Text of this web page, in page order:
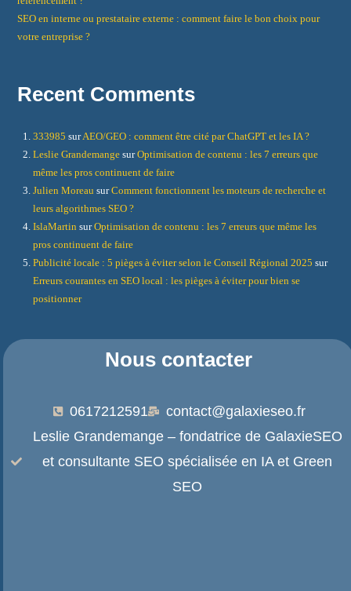
SEO en interne ou prestataire externe : comment faire le bon choix pour
votre entreprise ?
Recent Comments
333985 surAEO/GEO : comment être cité par ChatGPT et les IA ?
Leslie Grandemange surOptimisation de contenu : les 7 erreurs que
même les pros continuent de faire
Julien Moreau surComment fonctionnent les moteurs de recherche et
leurs algorithmes SEO ?
IslaMartin surOptimisation de contenu : les 7 erreurs que même les
pros continuent de faire
Publicité locale : 5 pièges à éviter selon le Conseil Régional 2025 sur
Erreurs courantes en SEO local : les pièges à éviter pour bien se
positionner
Nous contacter
0617212591
contact@galaxieseo.fr
Leslie Grandemange – fondatrice de GalaxieSEO
et consultante SEO spécialisée en IA et Green
SEO